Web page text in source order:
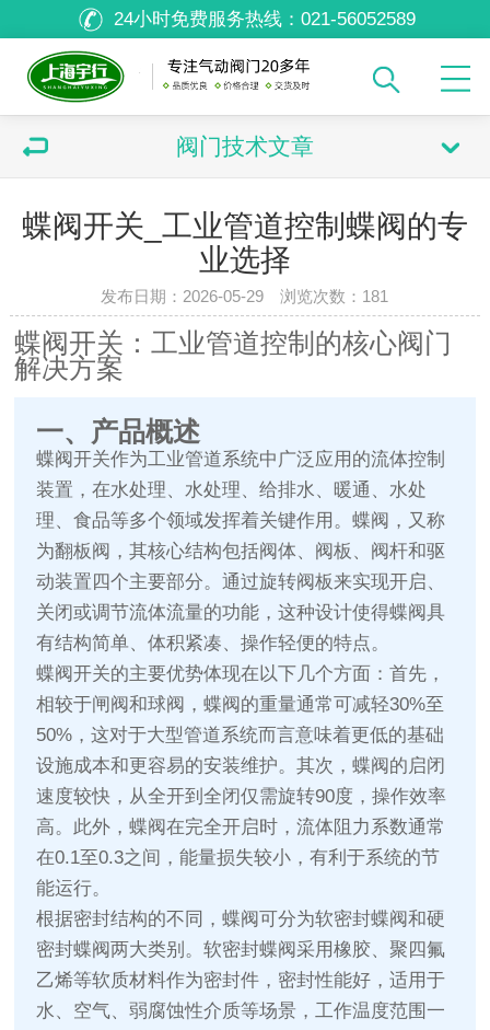
24小时免费服务热线： 021-56052589
阀门技术文章
蝶阀开关_工业管道控制蝶阀的专
业选择
发布日期：2026-05-29 浏览次数： 181
蝶阀开关：工业管道控制的核心阀门
解决方案
一、产品概述
蝶阀开关作为工业管道系统中广泛应用的流体控制
装置，在水处理、水处理、给排水、暖通、水处
理、食品等多个领域发挥着关键作用。蝶阀，又称
为翻板阀，其核心结构包括阀体、阀板、阀杆和驱
动装置四个主要部分。通过旋转阀板来实现开启、
关闭或调节流体流量的功能，这种设计使得蝶阀具
有结构简单、体积紧凑、操作轻便的特点。
蝶阀开关的主要优势体现在以下几个方面：首先，
相较于闸阀和球阀，蝶阀的重量通常可减轻30%至
50%，这对于大型管道系统而言意味着更低的基础
设施成本和更容易的安装维护。其次，蝶阀的启闭
速度较快，从全开到全闭仅需旋转90度，操作效率
高。此外，蝶阀在完全开启时，流体阻力系数通常
在0.1至0.3之间，能量损失较小，有利于系统的节
能运行。
根据密封结构的不同，蝶阀可分为软密封蝶阀和硬
密封蝶阀两大类别。软密封蝶阀采用橡胶、聚四氟
乙烯等软质材料作为密封件，密封性能好，适用于
水、空气、弱腐蚀性介质等场景，工作温度范围一